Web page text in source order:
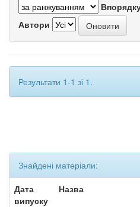
Автори
Результати 1-1 зі 1.
Знайдені матеріали:
Дата
випуску
Назва